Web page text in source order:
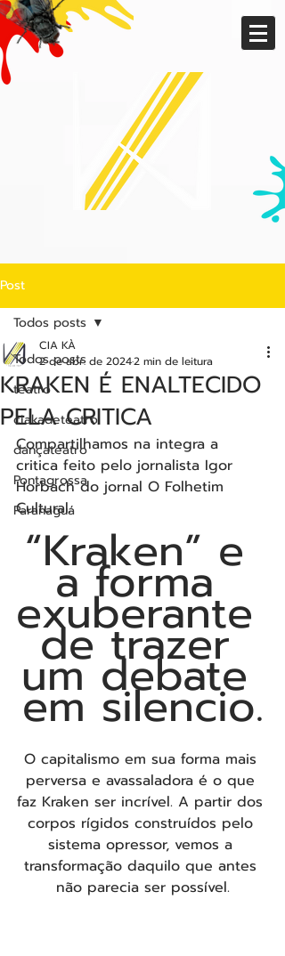
Post
Todos posts
teatro
ciakadeteatro
dançateatro
Pontagrossa
Paranaguá
Todos posts
KRAKEN É ENALTECIDO
PELA CRITICA
CIA KÀ
2 de abr. de 20242 min de leitura
Compartilhamos na integra a
critica feito pelo jornalista Igor
Horbach do jornal O Folhetim
Cultural.
“Kraken” e
a forma
exuberante
de trazer
um debate
em silencio.
O capitalismo em sua forma mais
perversa e avassaladora é o que
faz Kraken ser incrível. A partir dos
corpos rígidos construídos pelo
sistema opressor, vemos a
transformação daquilo que antes
não parecia ser possível.